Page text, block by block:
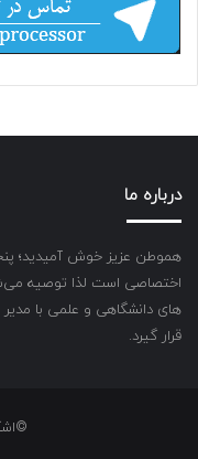
درباره ما
هموطن عزیز خوش آمیدید؛
اختصاصی است لذا توصیه
های دانشگاهی و علمی با مدیر
قرار گیرد.